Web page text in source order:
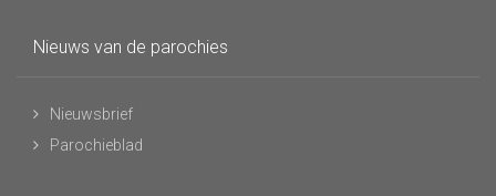
Nieuws van de parochies
Nieuwsbrief
Parochieblad